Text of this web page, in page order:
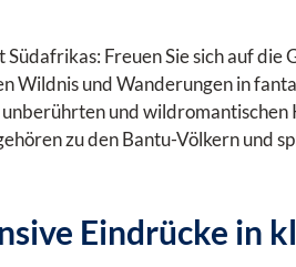
Freuen Sie sich auf
Wildnis und Wanderungen in
und wildromantischen
zu den Bantu-Völkern und
Eindrücke in